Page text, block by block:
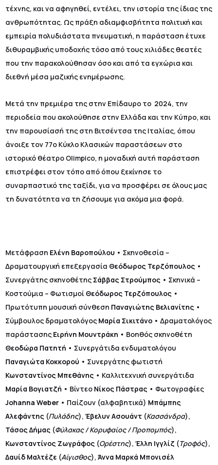
τέχνης, και να αφηγηθεί, εντέλει, την ιστορία της ίδιας της
ανθρωπότητας. Ως πράξη αδιαμφισβήτητα πολιτική και
εμπειρία πολυδιάστατα πνευματική, η παράσταση έτυχε
διθυραμβικής υποδοχής τόσο από τους χιλιάδες θεατές
που την παρακολούθησαν όσο και από τα εγχώρια και
διεθνή μέσα μαζικής ενημέρωσης.
Μετά την πρεμιέρα της στην Επίδαυρο το 2024, την
περιοδεία που ακολούθησε στην Ελλάδα και την Κύπρο, και
την παρουσίασή της στη Βιτσέντσα της Ιταλίας, όπου
άνοιξε τον 77ο Κύκλο Κλασικών παραστάσεων στο
ιστορικό θέατρο Olimpico, η μοναδική αυτή παράσταση
επιστρέφει στον τόπο από όπου ξεκίνησε το
συναρπαστικό της ταξίδι, για να προσφέρει σε όλους μας
τη δυνατότητα να τη ζήσουμε για ακόμα μια φορά.
Μετάφραση Ελένη Βαροπούλου • Σκηνοθεσία –
Δραματουργική επεξεργασία Θεόδωρος Τερζόπουλος •
Συνεργάτης σκηνοθέτης Σάββας Στρούμπος • Σκηνικά –
Κοστούμια – Φωτισμοί Θεόδωρος Τερζόπουλος •
Πρωτότυπη μουσική σύνθεση Παναγιώτης Βελιανίτης •
Σύμβουλος δραματολόγος Μαρία Σικιτάνο • Δραματολόγος
παράστασης Ειρήνη Μουντράκη • Βοηθός σκηνοθέτη
Θεοδώρα Πατητή • Συνεργάτιδα ενδυματολόγου
Παναγιώτα Κοκκορού • Συνεργάτης φωτιστή
Κωνσταντίνος Μπεθάνης • Καλλιτεχνική συνεργάτιδα
Μαρία Βογιατζή • Βίντεο Νίκος Πάστρας • Φωτογραφίες
Johanna Weber • Παίζουν (αλφαβητικά) Μπάμπης
Αλεφάντης (Πυλάδης),Έβελυν Ασουάντ (Κασσάνδρα),
Τάσος Δήμας (Φύλακας / Κορυφαίος / Προπομπός),
Κωνσταντίνος Ζωγράφος (Ορέστης),Έλλη Ιγγλίζ (Τροφός),
Δαυίδ Μαλτέζε (Αίγισθος),Άννα Μαρκά Μπονισέλ